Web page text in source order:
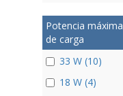
Potencia máxima
de carga
33 W (10)
18 W (4)